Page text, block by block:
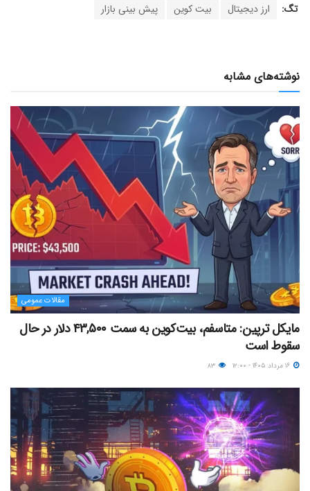
تگ: ارز دیجیتال بیت کوین پیش بینی بازار
نوشته‌های مشابه
مقالات عمومی
مایکل ترپین: متاسفم، بیت‌کوین به سمت ۴۳,۵۰۰ دلار در حال
سقوط است